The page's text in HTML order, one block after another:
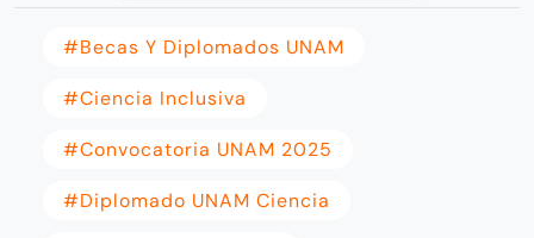
#becas Y Diplomados UNAM
#ciencia Inclusiva
#convocatoria UNAM 2025
#diplomado UNAM Ciencia